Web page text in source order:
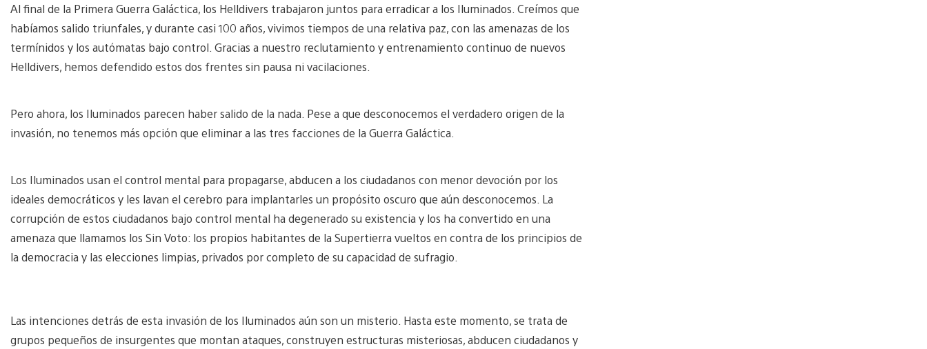
Al final de la Primera Guerra Galáctica, los Helldivers trabajaron juntos para erradicar a los Iluminados. Creímos que
habíamos salido triunfales, y durante casi 100 años, vivimos tiempos de una relativa paz, con las amenazas de los
termínidos y los autómatas bajo control. Gracias a nuestro reclutamiento y entrenamiento continuo de nuevos
Helldivers, hemos defendido estos dos frentes sin pausa ni vacilaciones.
Pero ahora, los Iluminados parecen haber salido de la nada. Pese a que desconocemos el verdadero origen de la
invasión, no tenemos más opción que eliminar a las tres facciones de la Guerra Galáctica.
Los Iluminados usan el control mental para propagarse, abducen a los ciudadanos con menor devoción por los
ideales democráticos y les lavan el cerebro para implantarles un propósito oscuro que aún desconocemos. La
corrupción de estos ciudadanos bajo control mental ha degenerado su existencia y los ha convertido en una
amenaza que llamamos los Sin Voto: los propios habitantes de la Supertierra vueltos en contra de los principios de
la democracia y las elecciones limpias, privados por completo de su capacidad de sufragio.
Las intenciones detrás de esta invasión de los Iluminados aún son un misterio. Hasta este momento, se trata de
grupos pequeños de insurgentes que montan ataques, construyen estructuras misteriosas, abducen ciudadanos y